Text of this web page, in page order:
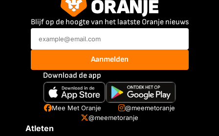
Blijf op de hoogte van het laatste Oranje nieuws
Aanmelden
Download de app
Mee Met Oranje
@meemetoranje
@meemetoranje
Atleten